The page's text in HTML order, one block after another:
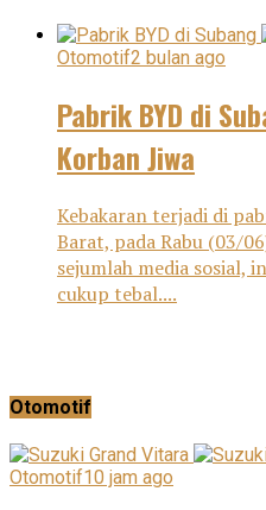
Otomotif2 bulan ago
Pabrik BYD di
Korban Jiwa
Kebakaran terjadi di
Barat, pada Rabu (03/
sejumlah media sosial,
cukup tebal....
Otomotif
Otomotif10 jam ago